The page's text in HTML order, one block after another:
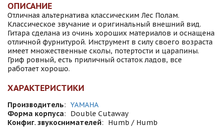
ОПИСАНИЕ
Отличная альтернатива классическим Лес Полам.
Классическое звучание и оригинальный внешний вид.
Гитара сделана из очинь хороших материалов и оснащена
отличной фурнитурой. Инструмент в силу своего возраста
имеет множественные сколы, потертости и царапины.
Гриф ровный, есть приличный остаток ладов, все
работает хорошо.
ХАРАКТЕРИСТИКИ
Производитель: YAMAHA
Форма корпуса:
Double Cutaway
Конфиг. звукоснимателей:
Humb / Humb